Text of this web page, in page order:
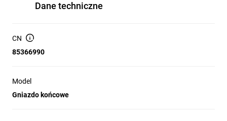
Dane techniczne
CN
85366990
Model
Gniazdo końcowe